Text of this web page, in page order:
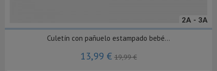
2A - 3A
Culetín con pañuelo estampado bebé...
13,99 €19,99 €